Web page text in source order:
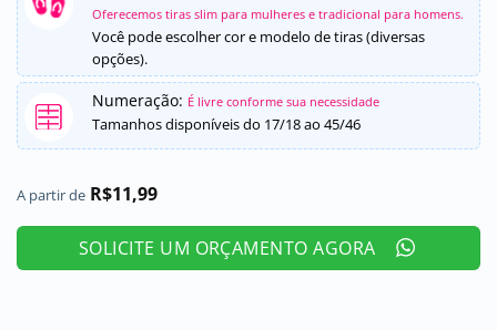
Oferecemos tiras slim para mulheres e tradicional para homens.
Você pode escolher cor e modelo de tiras (diversas
opções).
Numeração: É livre conforme sua necessidade
Tamanhos disponíveis do 17/18 ao 45/46
A partir de R$11,99
SOLICITE UM ORÇAMENTO AGORA